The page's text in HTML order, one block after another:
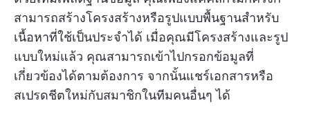
สามารถสร้างโครงสร้างหรือรูปแบบพื้นฐานสำหรับ
เนื้อหาที่ใช้เป็นประจำได้ เมื่อคุณมีโครงสร้างและรูป
แบบใหม่แล้ว คุณสามารถเข้าไปกรอกข้อมูลที่
เกี่ยวข้องได้ตามต้องการ จากนั้นแชร์เอกสารหรือ
สเปรดชีตใหม่กับสมาชิกในทีมคนอื่นๆ ได้